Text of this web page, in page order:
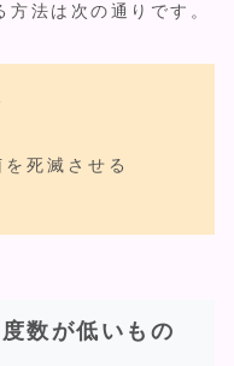
法は次の通りです。
死滅させる
数が低いもの